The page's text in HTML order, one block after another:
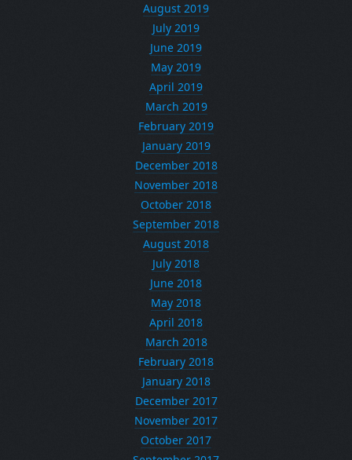
August 2019
July 2019
June 2019
May 2019
April 2019
March 2019
February 2019
January 2019
December 2018
November 2018
October 2018
September 2018
August 2018
July 2018
June 2018
May 2018
April 2018
March 2018
February 2018
January 2018
December 2017
November 2017
October 2017